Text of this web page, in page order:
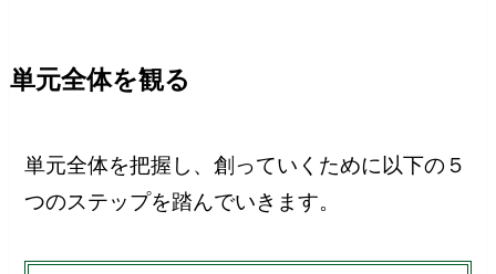
単元全体を観る
単元全体を把握し、創っていくために以下の５
つのステップを踏んでいきます。